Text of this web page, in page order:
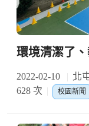
環境清潔了
2022-02-10 北
628 次
校園新聞